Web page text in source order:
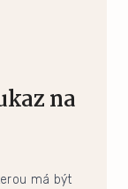
na
má být